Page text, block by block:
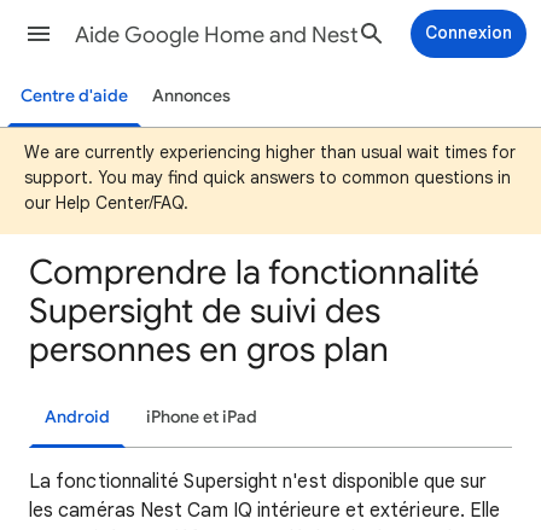
Aide Google Home and Nest Connexion
Centre d'aide Annonces
We are currently experiencing higher than usual wait times for
support. You may find quick answers to common questions in
our Help Center/FAQ.
Comprendre la fonctionnalité
Supersight de suivi des
personnes en gros plan
Android iPhone et iPad
La fonctionnalité Supersight n'est disponible que sur
les caméras Nest Cam IQ intérieure et extérieure. Elle